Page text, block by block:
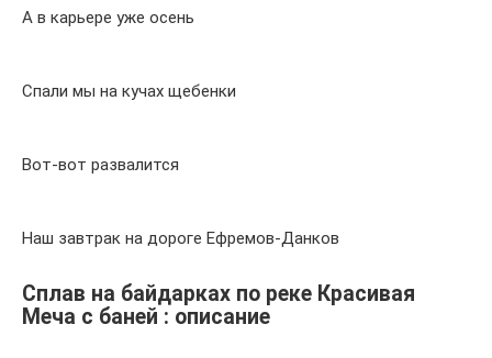
А в карьере уже осень
Спали мы на кучах щебенки
Вот-вот развалится
Наш завтрак на дороге Ефремов-Данков
Сплав на байдарках по реке Красивая
Меча с баней : описание